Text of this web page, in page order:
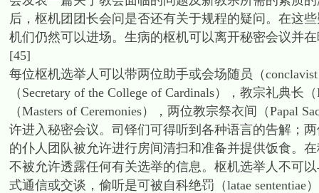
后，枢机团团长会问是否还有关于规程的疑问。在这
机们仍然可以进场。生病的枢机可以离开秘密会议并
[45]
每位枢机选举人可以带两位助手或会场随员（
（Secretary of the College of Cardinals），教宗礼典长
（Masters of Ceremonies），两位教宗祭衣间（Papal
许进入秘密会议。司铎们可得听到各种语言的告解；
的仆人团队被允许进行房间清扫和准备并提供饭食。
不被允许透露任何有关选举的信息。枢机选举人不可
式通信或交谈，偷听是可被自科绝罚（latae